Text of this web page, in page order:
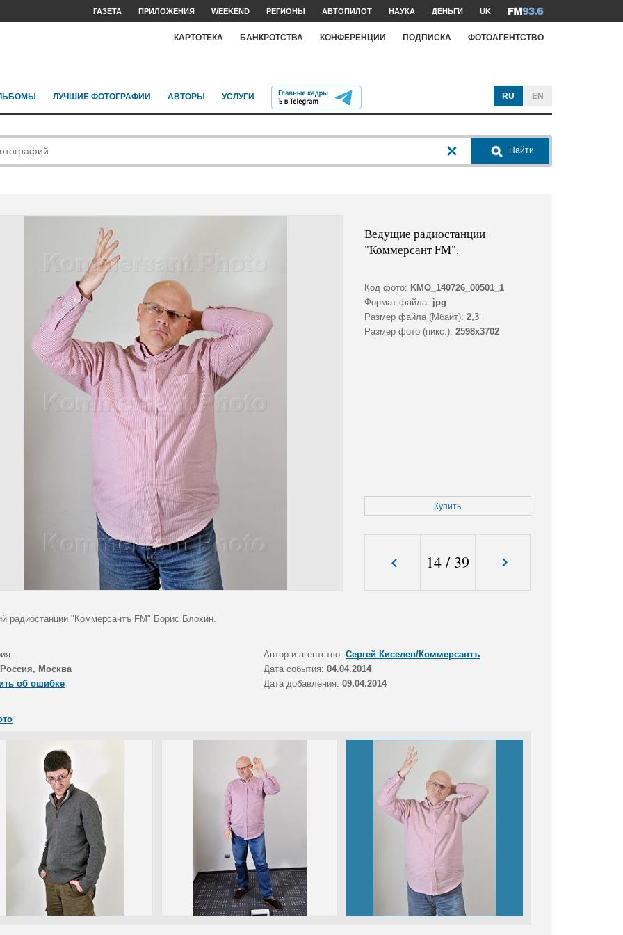
ГАЗЕТА ПРИЛОЖЕНИЯ WEEKEND РЕГИОНЫ АВТОПИЛОТ НАУКА ДЕНЬГИ UK
КАРТОТЕКА БАНКРОТСТВА КОНФЕРЕНЦИИ ПОДПИСКА ФОТОАГЕНТСТВО
ЛУЧШИЕ ФОТОГРАФИИ АВТОРЫ УСЛУГИ RU EN
Найти
Ведущие радиостанции
"Коммерсант FM".
Код фото: KMO_140726_00501_1
Формат файла: jpg
Размер файла (Мбайт): 2,3
Размер фото (пикс.): 2598x3702
Купить
14/ 39
радиостанции "Коммерсантъ FM" Борис Блохин.
Автор и агентство: Сергей Киселев/Коммерсантъ
Россия, Москва Дата события: 04.04.2014
об ошибке
Дата добавления: 09.04.2014